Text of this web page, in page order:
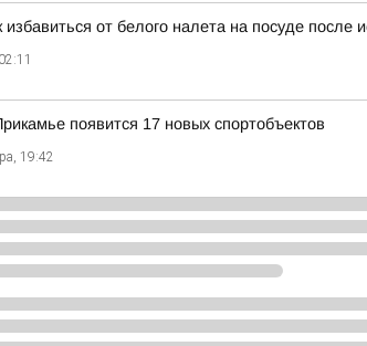
избавиться от белого налета на посуде
02:11
появится 17 новых спортобъектов
19:42